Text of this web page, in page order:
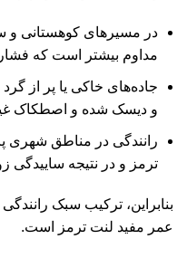
در مسیرهای کوهستانی و
مداوم بیشتر است که
جاده‌های خاکی یا پر از
و دیسک شده و اصطکاک
رانندگی در مناطق شهری
ترمز و در نتیجه ساییدگی
بنابراین، ترکیب سبک
عمر مفید لنت ترمز است.